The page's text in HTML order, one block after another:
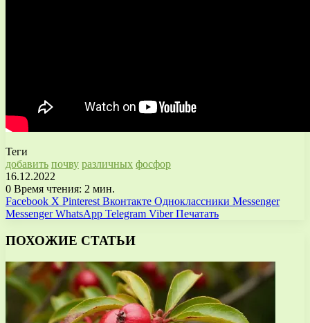
Теги
добавить почву различных фосфор
16.12.2022
0 Время чтения: 2 мин.
Facebook X Pinterest Вконтакте Одноклассники Messenger
Messenger WhatsApp Telegram Viber Печатать
ПОХОЖИЕ СТАТЬИ